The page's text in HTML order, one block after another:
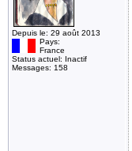
Depuis le: 29 août 2013
Pays:
France
Status actuel: Inactif
Messages: 158